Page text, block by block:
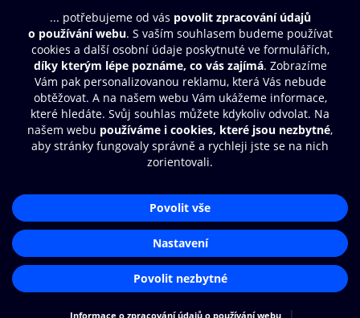
Obsah ke stažení
Moje O2 Knihovna
Další zábava
© O2 Czech Republic a.s.
Přístupnost
Zásady zpracování osobních údajů
Nastavení cookies
Aplikace O2 Knihovna
Čti a poslouchej své e-knihy a
audioknihy rychleji a pohodlněji.